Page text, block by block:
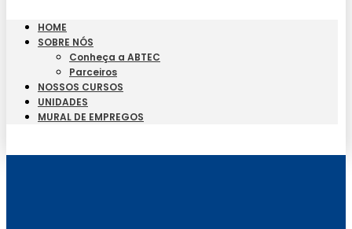
HOME
SOBRE NÓS
Conheça a ABTEC
Parceiros
NOSSOS CURSOS
UNIDADES
MURAL DE EMPREGOS